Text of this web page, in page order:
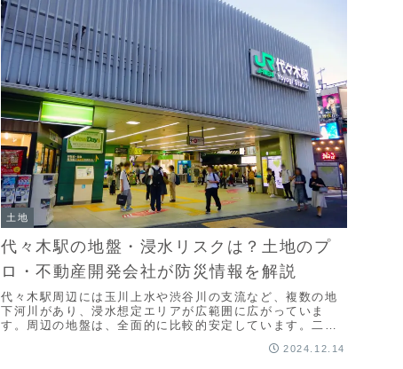
土地
代々木駅の地盤・浸水リスクは？土地のプ
ロ・不動産開発会社が防災情報を解説
代々木駅周辺には玉川上水や渋谷川の支流など、複数の地
下河川があり、浸水想定エリアが広範囲に広がっていま
す。周辺の地盤は、全面的に比較的安定しています。二次
2024.12.14